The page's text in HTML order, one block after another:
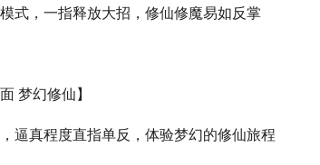
式，一指释放大招，修仙修魔易如反掌
梦幻修仙】
逼真程度直指单反，体验梦幻的修仙旅程